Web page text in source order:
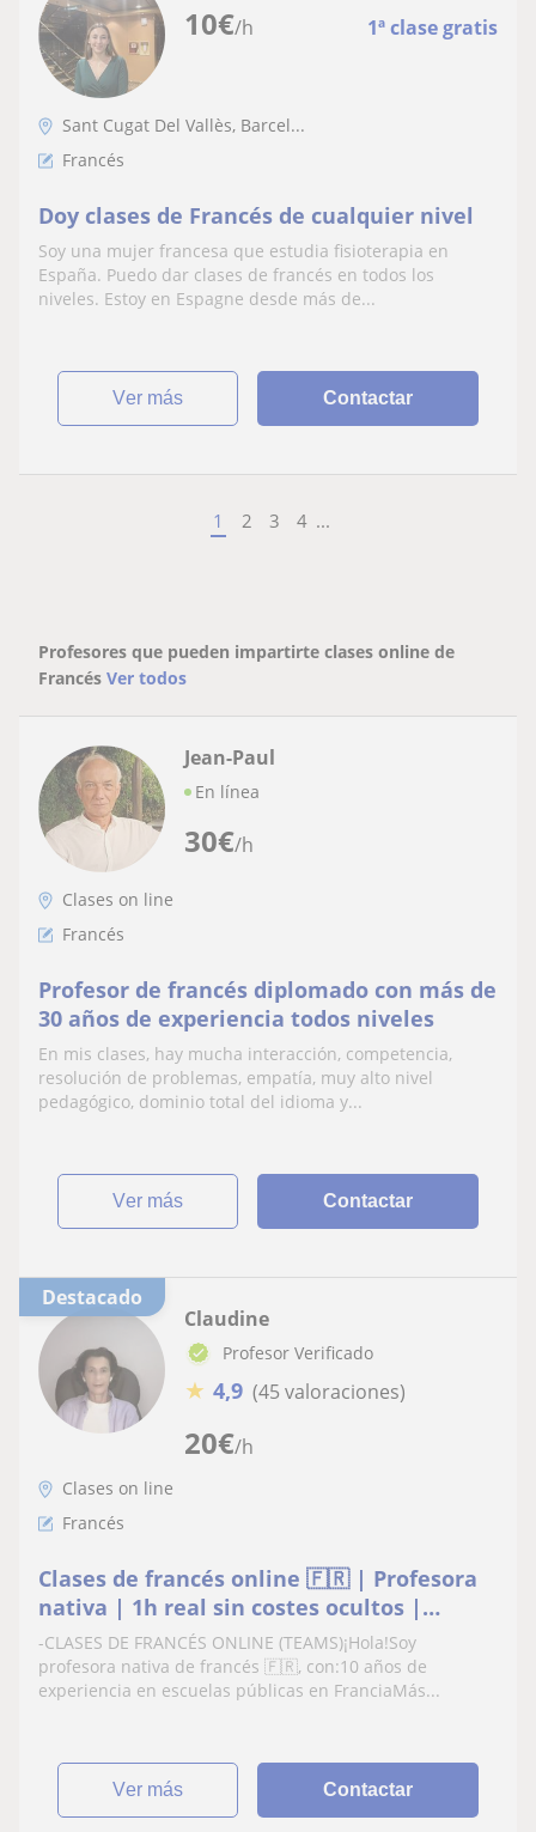
10€/h 1ª clase gratis
Sant Cugat Del Vallès, Barcel...
Francés
Doy clases de Francés de cualquier nivel
Soy una mujer francesa que estudia fisioterapia en
España. Puedo dar clases de francés en todos los
niveles. Estoy en Espagne desde más de...
ver más Contactar
1 2 3 4 ...
Profesores que pueden impartirte clases online de
Francés Ver todos
30€/h
Jean-Paul
En línea
Clases on line
Francés
Profesor de francés diplomado con más de
30 años de experiencia todos niveles
En mis clases, hay mucha interacción, competencia,
resolución de problemas, empatía, muy alto nivel
pedagógico, dominio total del idioma y...
ver más Contactar
Destacado
20€/h
Claudine
Profesor Verificado
★ 4,9 (45 valoraciones)
Clases on line
Francés
Clases de francés online 🇫🇷 | Profesora
nativa | 1h real sin costes ocultos |
Material incluido | Autónoma
-CLASES DE FRANCÉS ONLINE (TEAMS)¡Hola!Soy
profesora nativa de francés 🇫🇷, con:10 años de
experiencia en escuelas públicas en FranciaMás...
ver más Contactar